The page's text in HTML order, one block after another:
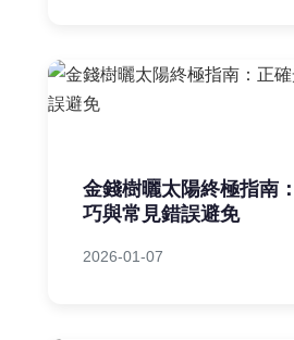
金錢樹曬太陽終極指南
巧與常見錯誤避免
2026-01-07